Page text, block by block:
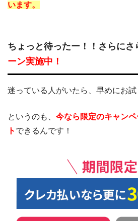
います。
ちょっと待ったー！！さらにさ
ーン実施中！
迷っている人がいたら、早めにお
というのも、 今なら限定のキャン
ト できるんです！